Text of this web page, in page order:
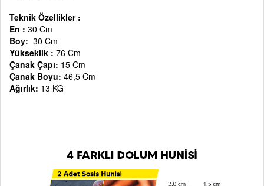
Teknik Özellikler :
En : 30 Cm
Boy: 30 Cm
Yükseklik : 76 Cm
Çanak Çapı: 15 Cm
Çanak Boyu: 46,5 Cm
Ağırlık: 13 KG